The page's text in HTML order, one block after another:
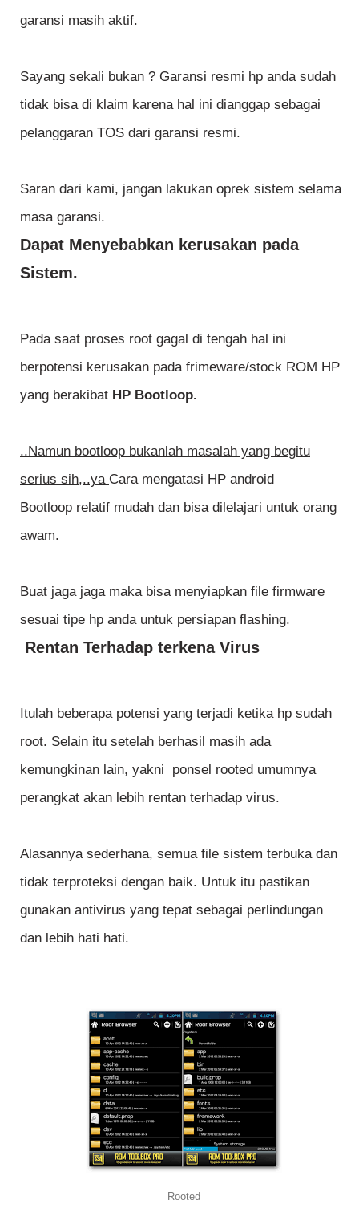
garansi masih aktif.
Sayang sekali bukan ? Garansi resmi hp anda sudah
tidak bisa di klaim karena hal ini dianggap sebagai
pelanggaran TOS dari garansi resmi.
Saran dari kami, jangan lakukan oprek sistem selama
masa garansi.
Dapat Menyebabkan kerusakan pada
Sistem.
Pada saat proses root gagal di tengah hal ini
berpotensi kerusakan pada frimeware/stock ROM HP
yang berakibat HP Bootloop.
..Namun bootloop bukanlah masalah yang begitu
serius sih,..ya Cara mengatasi HP android
Bootloop relatif mudah dan bisa dilelajari untuk orang
awam.
Buat jaga jaga maka bisa menyiapkan file firmware
sesuai tipe hp anda untuk persiapan flashing.
Rentan Terhadap terkena Virus
Itulah beberapa potensi yang terjadi ketika hp sudah
root. Selain itu setelah berhasil masih ada
kemungkinan lain, yakni ponsel rooted umumnya
perangkat akan lebih rentan terhadap virus.
Alasannya sederhana, semua file sistem terbuka dan
tidak terproteksi dengan baik. Untuk itu pastikan
gunakan antivirus yang tepat sebagai perlindungan
dan lebih hati hati.
Rooted